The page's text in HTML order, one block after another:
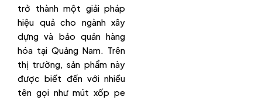
trở thành một giải pháp
hiệu quả cho ngành xây
dựng và bảo quản hàng
hóa tại Quảng Nam. Trên
thị trường, sản phẩm này
được biết đến với nhiều
tên gọi như mút xốp pe